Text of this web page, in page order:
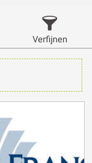
Verfijnen